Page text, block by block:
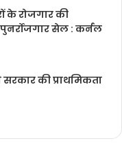
के रोजगार की
सेल : कर्नल
सरकार की प्राथमिकता